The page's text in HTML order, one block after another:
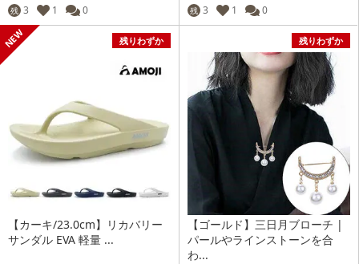
残 3 1 0 残 3 1 0
残りわずか
【カーキ/23.0cm】リカバリー
サンダル EVA 軽量 ...
残りわずか
【ゴールド】三日月ブローチ |
パールやラインストーンを合
わ...